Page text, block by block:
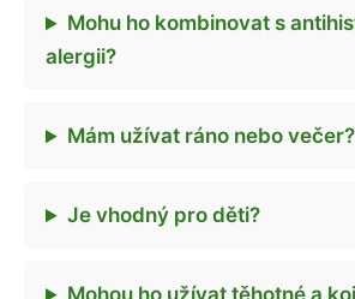
Mohu ho kombinovat s
alergii?
Mám užívat ráno nebo večer?
Je vhodný pro děti?